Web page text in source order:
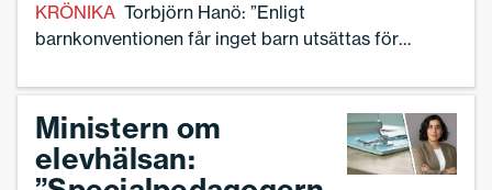
KRÖNIKA Torbjörn Hanö: ”Enligt
barnkonventionen får inget barn utsättas för
hem eller sin korrespondens.”
Ministern om
elevhälsan: